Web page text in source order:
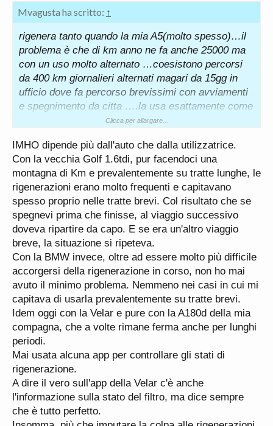
Mvagusta ha scritto: ↑
rigenera tanto quando la mia A5(molto spesso)…il
problema è che di km anno ne fa anche 25000 ma
con un uso molto alternato …coesistono percorsi
da 400 km giornalieri alternati magari da 15gg in
ufficio dove fa percorso brevissimi con avviamenti
e spegnimento da citta ….la usa esattamente come
la uso io la “diesel “ con la differenza che a me è
mondo piuttosto arrivò in ritardo al lavoro ma la
faccio finire (audi sono 12km )lei non si accorge e
crea il problema ….tipo stamattina sta andando a
Sassuolo a 230km vuol dire che oggi un 500km non
glielo toglie nessuno tra A/R e gira qualche fornitore
li ….poi magari domani per 10 giorni la usa come
una massaia userebbe la 500L per fare la spesa
…..tra 11gg magari Roma o Monaco di Baviera in 2
gg….
La gigantesca differenza sta nel fatto che su bmw o
audi con una presa OBD e il software giusto (vedi
Carly for bmw,carista ecc ecc ) puoi gestire tutti
comodamente dall iPhone volendo comandando
anche rigenerazioni forzate con questa c’è un
impianto protetto da conando do software esterni
….
Clicca per allargare...
IMHO dipende più dall'auto che dalla utilizzatrice.
Con la vecchia Golf 1.6tdi, pur facendoci una
montagna di Km e prevalentemente su tratte lunghe, le
rigenerazioni erano molto frequenti e capitavano
spesso proprio nelle tratte brevi. Col risultato che se
spegnevi prima che finisse, al viaggio successivo
doveva ripartire da capo. E se era un'altro viaggio
breve, la situazione si ripeteva.
Con la BMW invece, oltre ad essere molto più difficile
accorgersi della rigenerazione in corso, non ho mai
avuto il minimo problema. Nemmeno nei casi in cui mi
capitava di usarla prevalentemente su tratte brevi.
Idem oggi con la Velar e pure con la A180d della mia
compagna, che a volte rimane ferma anche per lunghi
periodi.
Mai usata alcuna app per controllare gli stati di
rigenerazione.
A dire il vero sull'app della Velar c'è anche
l'informazione sulla stato del filtro, ma dice sempre
che è tutto perfetto.